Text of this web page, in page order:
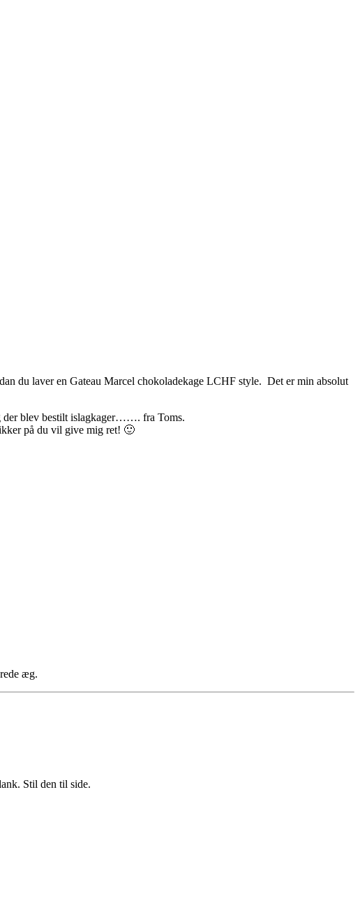
du laver en Gateau Marcel chokoladekage LCHF style. Det er min absolut
der blev bestilt islagkager……. fra Toms.
på du vil give mig ret! 🙂
æg.
Stil den til side.